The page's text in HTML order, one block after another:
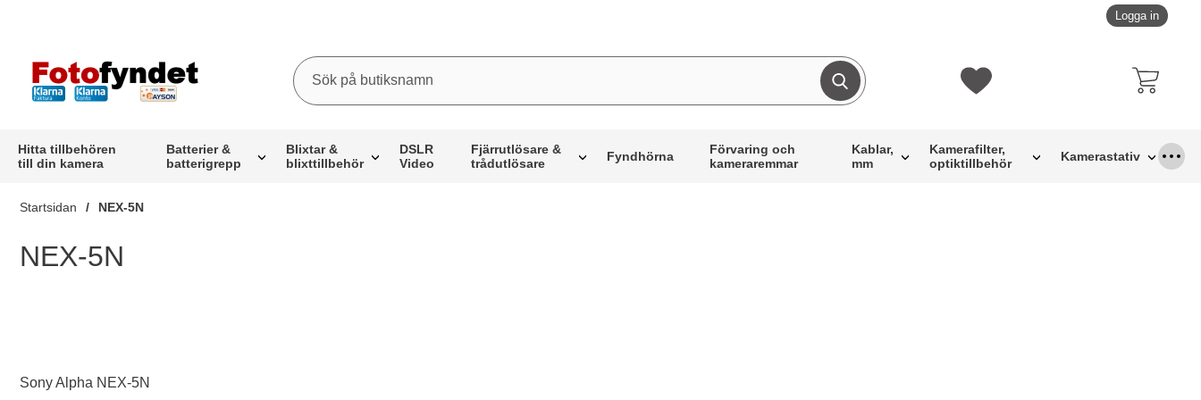
Logga in
Startsidan för butiksnamn
Sök
Sök på butiksnamn
Genomför sökning Mina favoriter
Hitta tillbehören
till din kamera
Batterier &
batterigrepp
Blixtar &
blixttillbehör
DSLR
Video
Fjärrutlösare &
trådutlösare
Fyndhörna
Förvaring och
kameraremmar
Kablar,
mm
Kamerafilter,
optiktillbehör
Kamerastativ
Startsidan NEX-5N
NEX-5N
Sony Alpha NEX-5N